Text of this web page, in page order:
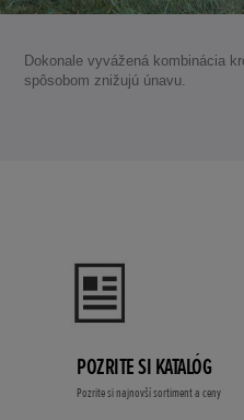
Dokonale vyvážená kombinácia
spôsobom znižujú únavu.
POZRITE SI KATALÓG
Pozrite si najnovší sortiment a ceny